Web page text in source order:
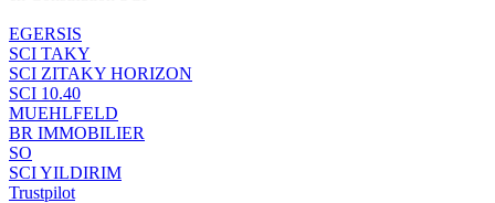
EGERSIS
SCI TAKY
SCI ZITAKY HORIZON
SCI 10.40
MUEHLFELD
BR IMMOBILIER
SO
SCI YILDIRIM
Trustpilot